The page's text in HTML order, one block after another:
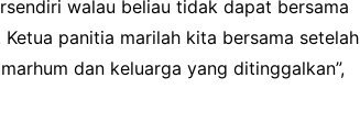
walau beliau tidak dapat bersama
panitia marilah kita bersama setelah
dan keluarga yang ditinggalkan”,